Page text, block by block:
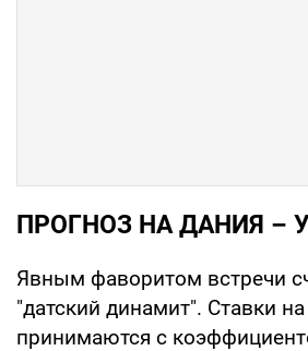
ПРОГНОЗ НА ДАНИЯ –
Явным фаворитом встречи
"датский динамит". Ставки
принимаются с